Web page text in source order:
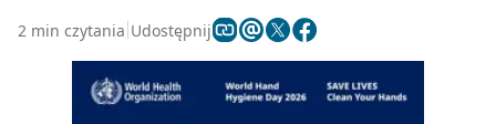
2 min czytania Udostępnij